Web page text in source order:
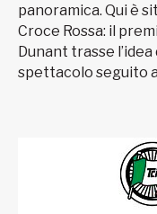
panoramica. Qui è
Croce Rossa: il
Dunant trasse
spettacolo seguito